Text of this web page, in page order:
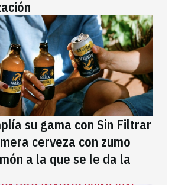
su gama con Sin Filtrar
cerveza con zumo
a la que se le da la